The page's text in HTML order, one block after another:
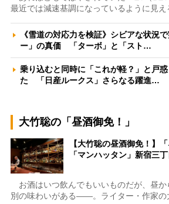
最近では減速基調になっているように見え
《雪道の対応力を検証》シビアな状況
ー」の真価 「ターボ」と「スト…
乗り込むと同時に「これが軽？」と戸
た 「日産ルークス」さらなる躍進…
大竹聡の「昼酒御免！」
【大竹聡の昼酒御免！】
「マンハッタン」新宿三
お酒はいつ飲んでもいいものだが、昼か
別の味わいがある――。ライター・作家の